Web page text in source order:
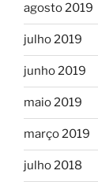
agosto 2019
julho 2019
junho 2019
maio 2019
março 2019
julho 2018